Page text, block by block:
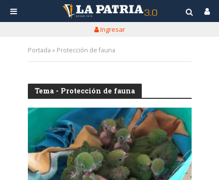
Ingresar
Portada » Protección de fauna
Tema - Protección de fauna